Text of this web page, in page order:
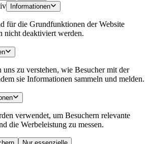
Informationen
für die Grundfunktionen der Website
nicht deaktiviert werden.
zu verstehen, wie Besucher mit der
sie Informationen sammeln und melden.
verwendet, um Besuchern relevante
die Werbeleistung zu messen.